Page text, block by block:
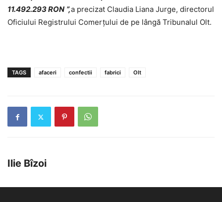
11.492.293 RON ”,a precizat Claudia Liana Jurge, directorul
Oficiului Registrului Comerțului de pe lângă Tribunalul Olt.
TAGS afaceri confectii fabrici Olt
Ilie Bîzoi